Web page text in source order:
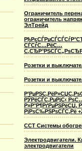
Ограничитель
ограничитель
ЭлТрейд
СЃСѓС…РёС…
Розетки и
Розетки и
РЎРёСЃС‚РµРјС‹
Р»Р°Р¶РґРµРЅРёСЏ,
РјРѕС‰РЅРѕСЃС‚Рё
ССТ Системы
Электродвигатели.
электродвигатели